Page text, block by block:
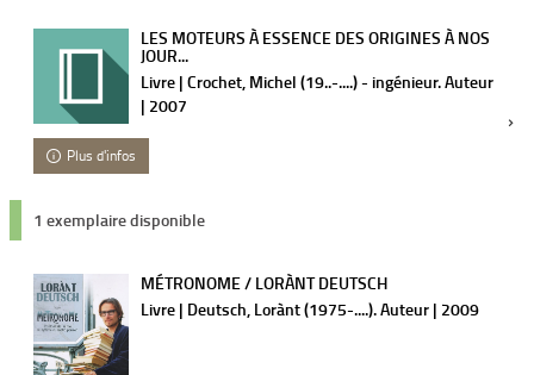
LES MOTEURS À ESSENCE DES ORIGINES À NOS
JOUR...
Livre | Crochet, Michel (19..-....) - ingénieur. Auteur
| 2007
Plus d'infos
1 exemplaire disponible
MÉTRONOME / LORÀNT DEUTSCH
Livre | Deutsch, Lorànt (1975-....). Auteur | 2009